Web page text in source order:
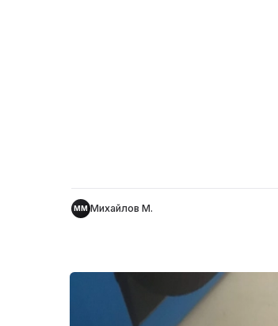
ММ Михайлов М.